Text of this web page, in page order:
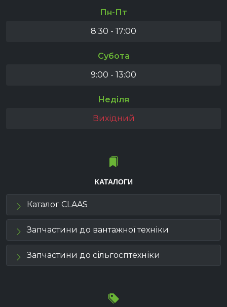
Пн-Пт
8:30 - 17:00
Субота
9:00 - 13:00
Неділя
Вихідний
КАТАЛОГИ
Каталог CLAAS
Запчастини до вантажної техніки
Запчастини до сільгосптехніки